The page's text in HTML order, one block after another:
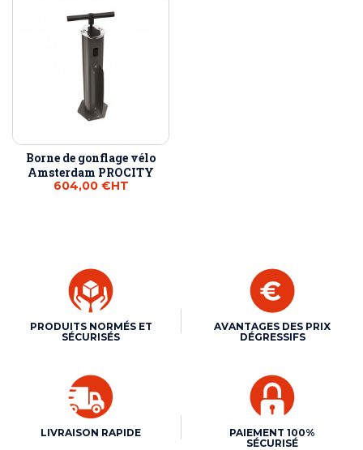
Borne de gonflage vélo
Amsterdam PROCITY
604,00 €HT
PRODUITS NORMÉS ET
SÉCURISÉS
AVANTAGES DES PRIX
DÉGRESSIFS
LIVRAISON RAPIDE
PAIEMENT 100%
SÉCURISÉ